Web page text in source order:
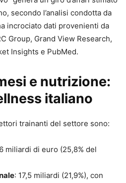
secondo l’analisi condotta da
incrociato dati provenienti da
Group, Grand View Research,
Insights e PubMed.
e nutrizione:
italiano
trainanti del settore sono:
miliardi di euro (25,8% del
: 17,5 miliardi (21,9%), con